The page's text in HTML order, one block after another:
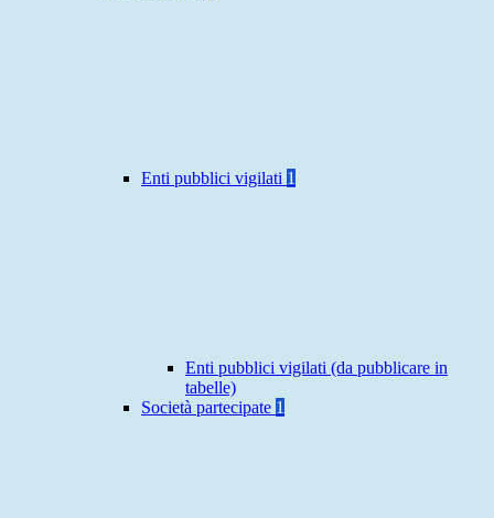
Enti pubblici vigilati 1
Enti pubblici vigilati (da pubblicare in
tabelle)
Società partecipate 1